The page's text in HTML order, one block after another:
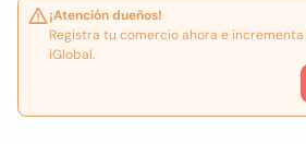
¡Atención dueños!
Registra tu comercio ahora e
iGlobal.